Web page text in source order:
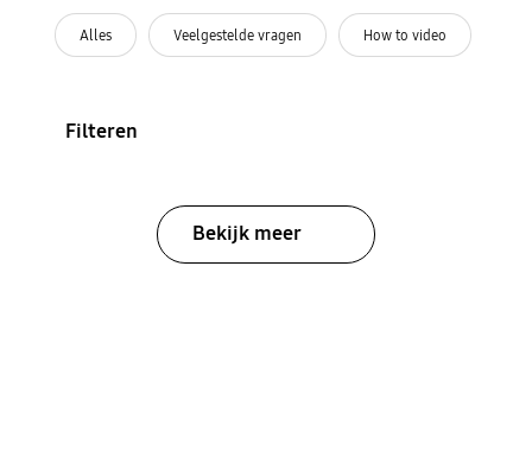
Alles Veelgestelde vragen How to video
Filteren
Bekijk meer